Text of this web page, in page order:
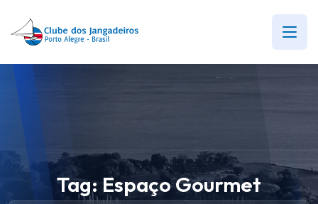
Tag: Espaço Gourmet